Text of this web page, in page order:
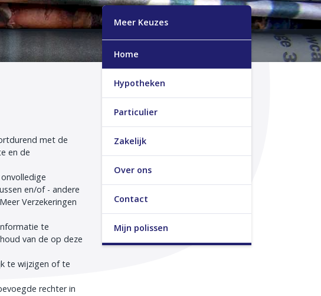
met de
en de
en/of - andere
Verzekeringen
te
van de op deze
te wijzigen of te
rechter in
Meer Keuzes
Home
Hypotheken
Particulier
Zakelijk
Over ons
Contact
Mijn polissen